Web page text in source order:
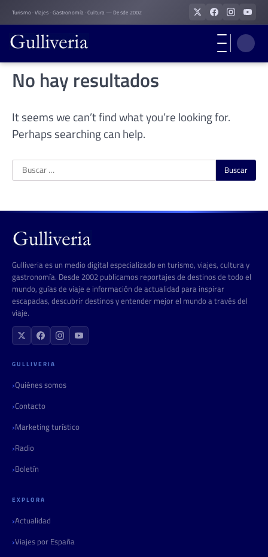
Skip
to
content
Turismo · Viajes · Gastronomía · Cultura — Desde 2002
No hay resultados
It seems we can’t find what you’re looking for.
Perhaps searching can help.
Buscar:
Gulliveria es un medio digital especializado en turismo, viajes, cultura y
gastronomía. Desde 2002 publicamos reportajes de destinos de todo el
mundo, guías de viaje e información de actualidad para inspirar
escapadas, descubrir destinos y entender mejor el mundo a través del
viaje.
GULLIVERIA
Quiénes somos
Contacto
Marketing turístico
Radio
Boletín
EXPLORA
Actualidad
Viajes por España